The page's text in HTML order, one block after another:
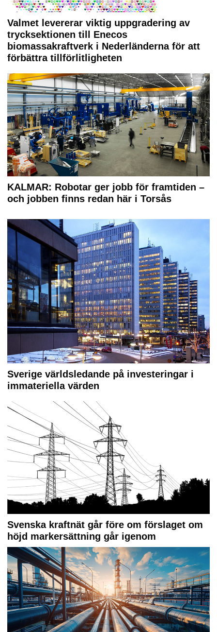
Valmet levererar viktig uppgradering av
trycksektionen till Enecos
biomassakraftverk i Nederländerna för att
förbättra tillförlitligheten
KALMAR: Robotar ger jobb för framtiden –
och jobben finns redan här i Torsås
Sverige världsledande på investeringar i
immateriella värden
Svenska kraftnät går före om förslaget om
höjd markersättning går igenom